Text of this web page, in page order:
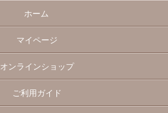
ホーム
マイページ
オンラインショップ
ご利用ガイド